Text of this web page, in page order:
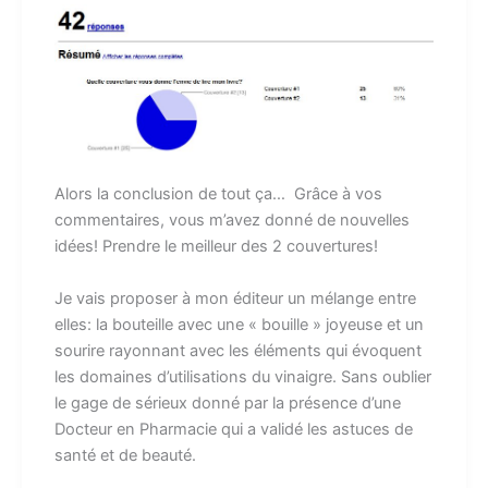
Alors la conclusion de tout ça… Grâce à vos
commentaires, vous m’avez donné de nouvelles
idées! Prendre le meilleur des 2 couvertures!
Je vais proposer à mon éditeur un mélange entre
elles: la bouteille avec une « bouille » joyeuse et un
sourire rayonnant avec les éléments qui évoquent
les domaines d’utilisations du vinaigre. Sans oublier
le gage de sérieux donné par la présence d’une
Docteur en Pharmacie qui a validé les astuces de
santé et de beauté.